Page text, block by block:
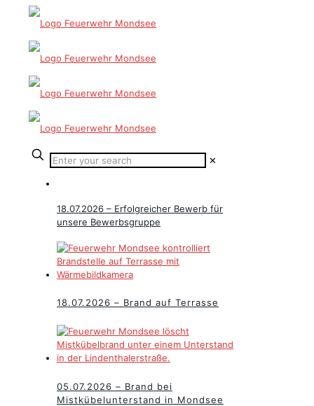
✕
18.07.2026 – Erfolgreicher Bewerb für
unsere Bewerbsgruppe
18.07.2026 – Brand auf Terrasse
05.07.2026 – Brand bei
Mistkübelunterstand in Mondsee